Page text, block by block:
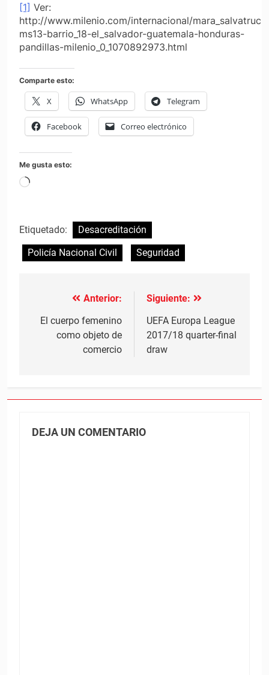
[1] Ver:
http://www.milenio.com/internacional/
ms13-barrio_18-el_salvador-guatemala-honduras-
pandillas-milenio_0_1070892973.html
Comparte esto:
X WhatsApp Telegram
Facebook Correo electrónico
Me gusta esto:
Cargando...
Etiquetado:
Desacreditación
Policía Nacional Civil
Seguridad
Navegación
de
entradas
Anterior:
El cuerpo femenino
como objeto de
comercio
Siguiente:
UEFA Europa League
2017/18 quarter-final
draw
DEJA UN COMENTARIO